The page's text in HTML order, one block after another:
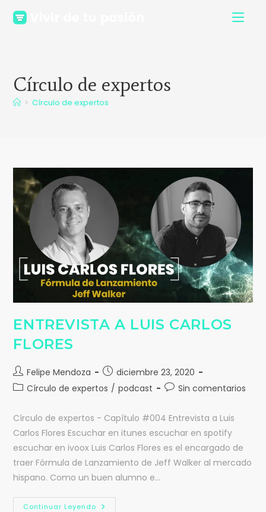
Círculo de expertos
> Círculo de expertos
ENTREVISTA A LUIS CARLOS
FLORES
Felipe Mendoza
diciembre 23, 2020
Círculo de expertos / podcast Sin comentarios
Círculo de expertos - Capítulo #004 Entrevista a Luis
Carlos Flores Escuchar en itunes escuchar en spotify
escuchar en ivoox Luis Carlos Flores es el encargado de
traer Fórmula de Lanzamiento de Jeff Walker al mercado
hispano. Como un buen alumno e…
Continuar Leyendo